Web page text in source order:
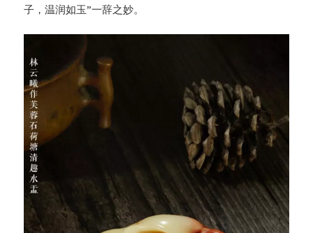
子，温润如玉”一辞之妙。